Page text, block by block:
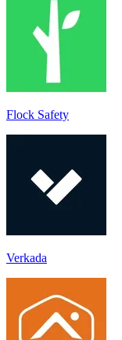
Flock Safety
Verkada